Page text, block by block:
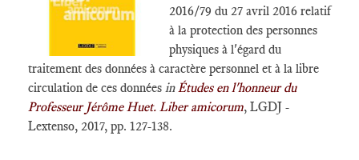
2016/79 du 27 avril 2016 relatif
à la protection des personnes
physiques à l'égard du
traitement des données à caractère personnel et à la libre
circulation de ces données inÉtudes en l'honneur du
Professeur Jérôme Huet. Liber amicorum, LGDJ -
Lextenso, 2017, pp. 127-138.